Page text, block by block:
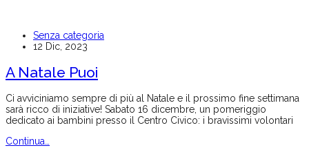
Senza categoria
12 Dic, 2023
A Natale Puoi
Ci avviciniamo sempre di più al Natale e il prossimo fine settimana
sarà ricco di iniziative! Sabato 16 dicembre, un pomeriggio
dedicato ai bambini presso il Centro Civico: i bravissimi volontari
Continua…